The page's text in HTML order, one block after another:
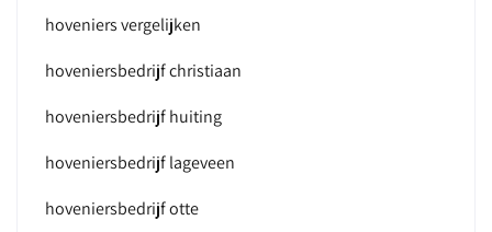
hoveniers vergelijken
hoveniersbedrijf christiaan
hoveniersbedrijf huiting
hoveniersbedrijf lageveen
hoveniersbedrijf otte